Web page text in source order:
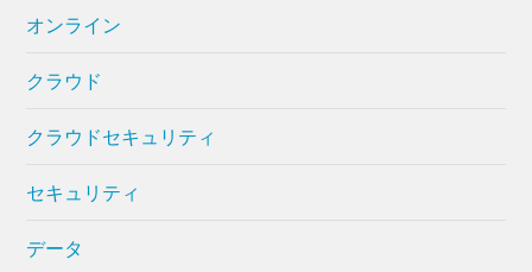
オンライン
クラウド
クラウドセキュリティ
セキュリティ
データ